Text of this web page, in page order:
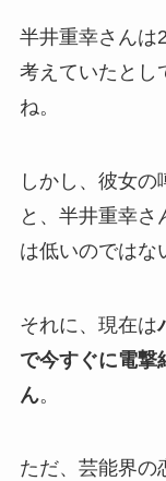
半井重幸さんは
考えていたとし
ね。
しかし、彼女
と、半井重幸さ
は低いのではな
それに、現在は
で今すぐに電撃
ん。
ただ、芸能界の